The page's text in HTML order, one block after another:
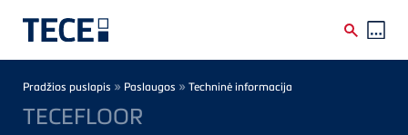
Breadcrumb
Pradžios puslapis » Paslaugos » Techninė informacija
TECEFLOOR